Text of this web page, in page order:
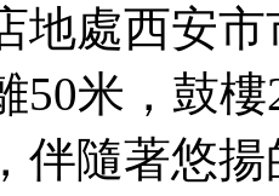
地處西安
50米，鼓
伴隨著悠